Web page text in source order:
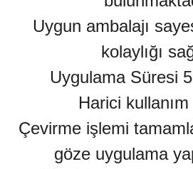
Uygun ambalajı
kolaylığı
Uygulama Süresi
Harici
Çevirme işlemi
göze uygulama